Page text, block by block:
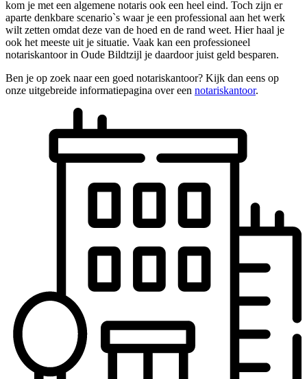
kom je met een algemene notaris ook een heel eind. Toch zijn er
aparte denkbare scenario`s waar je een professional aan het werk
wilt zetten omdat deze van de hoed en de rand weet. Hier haal je
ook het meeste uit je situatie. Vaak kan een professioneel
notariskantoor in Oude Bildtzijl je daardoor juist geld besparen.
Ben je op zoek naar een goed notariskantoor? Kijk dan eens op
onze uitgebreide informatiepagina over een notariskantoor.